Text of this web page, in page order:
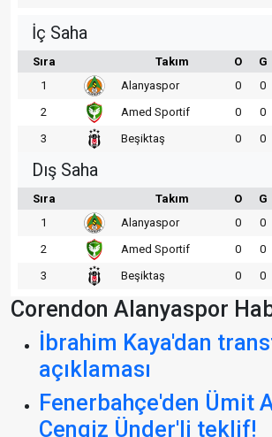
İç Saha
Sıra Takım O G
1
Alanyaspor 0 0
2
Amed Sportif 0 0
3
Beşiktaş 0 0
Dış Saha
Sıra Takım O G
1
Alanyaspor 0 0
2
Amed Sportif 0 0
3
Beşiktaş 0 0
Corendon Alanyaspor
İbrahim Kaya'dan
açıklaması
Fenerbahçe'den Ümit
Cengiz Ünder'li teklif!